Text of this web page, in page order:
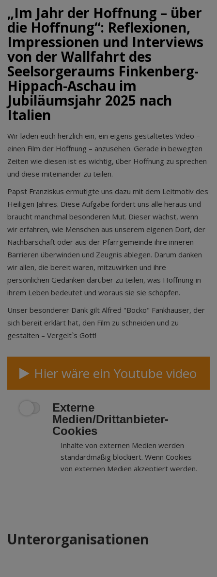
„Im Jahr der Hoffnung – über
die Hoffnung“: Reflexionen,
Impressionen und Interviews
von der Wallfahrt des
Seelsorgeraums Finkenberg-
Hippach-Aschau im
Jubiläumsjahr 2025 nach
Italien
Wir laden euch herzlich ein, ein eigens gestaltetes Video –
einen Film der Hoffnung – anzusehen. Gerade in bewegten
Zeiten wie diesen ist es wichtig, über Hoffnung zu sprechen
und diese miteinander zu teilen.
Papst Franziskus ermutigte uns dazu mit dem Leitmotiv des
Heiligen Jahres. Diese Aufgabe fordert uns alle heraus und
braucht manchmal besonderen Mut. Dieser wächst, wenn
wir erfahren, wie Menschen aus unserem eigenen Dorf, der
Nachbarschaft oder aus der Pfarrgemeinde ihre inneren
Barrieren überwinden und Zeugnis ablegen. Darum danken
wir allen, die bereit waren, mitzuwirken und ihre
persönlichen Gedanken darüber zu teilen, was Hoffnung in
ihrem Leben bedeutet und woraus sie sie schöpfen.
Unser besonderer Dank gilt Alfred "Bocko" Fankhauser, der
sich bereit erklärt hat, den Film zu schneiden und zu
gestalten – Vergelt`s Gott!
Hier wäre ein Youtube video
Externe
Medien/Drittanbieter-
Cookies
Inhalte von externen Medien werden
standardmäßig blockiert. Wenn Cookies
von externen Medien akzeptiert werden,
Unterorganisationen